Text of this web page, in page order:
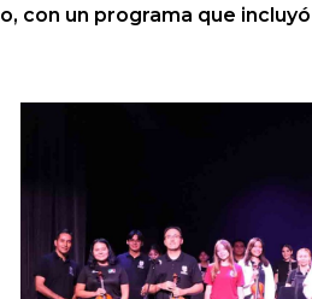
con un programa que